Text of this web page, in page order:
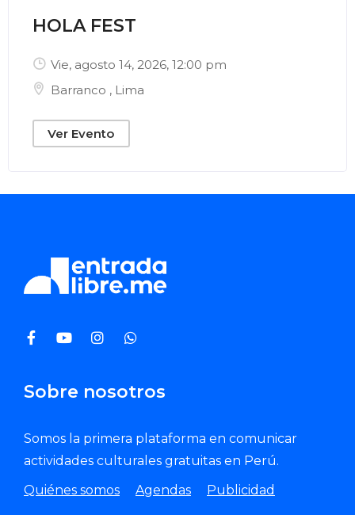
HOLA FEST
Vie, agosto 14, 2026, 12:00 pm
Barranco , Lima
Ver Evento
Sobre nosotros
Somos la primera plataforma en comunicar
actividades culturales gratuitas en Perú.
Quiénes somos
Agendas Publicidad